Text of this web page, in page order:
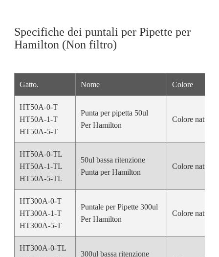
Specifiche dei puntali per Pipette per
Hamilton (Non filtro)
Gatto. Nome Colore
HT50A-0-T
HT50A-1-T
HT50A-5-T
Punta per pipetta 50ul
Per Hamilton
Colore naturale
HT50A-0-TL
HT50A-1-TL
HT50A-5-TL
50ul bassa ritenzione
Punta per Hamilton
Colore naturale
HT300A-0-T
HT300A-1-T
HT300A-5-T
Puntale per Pipette 300ul
Per Hamilton
Colore naturale
HT300A-0-TL
300ul bassa ritenzione